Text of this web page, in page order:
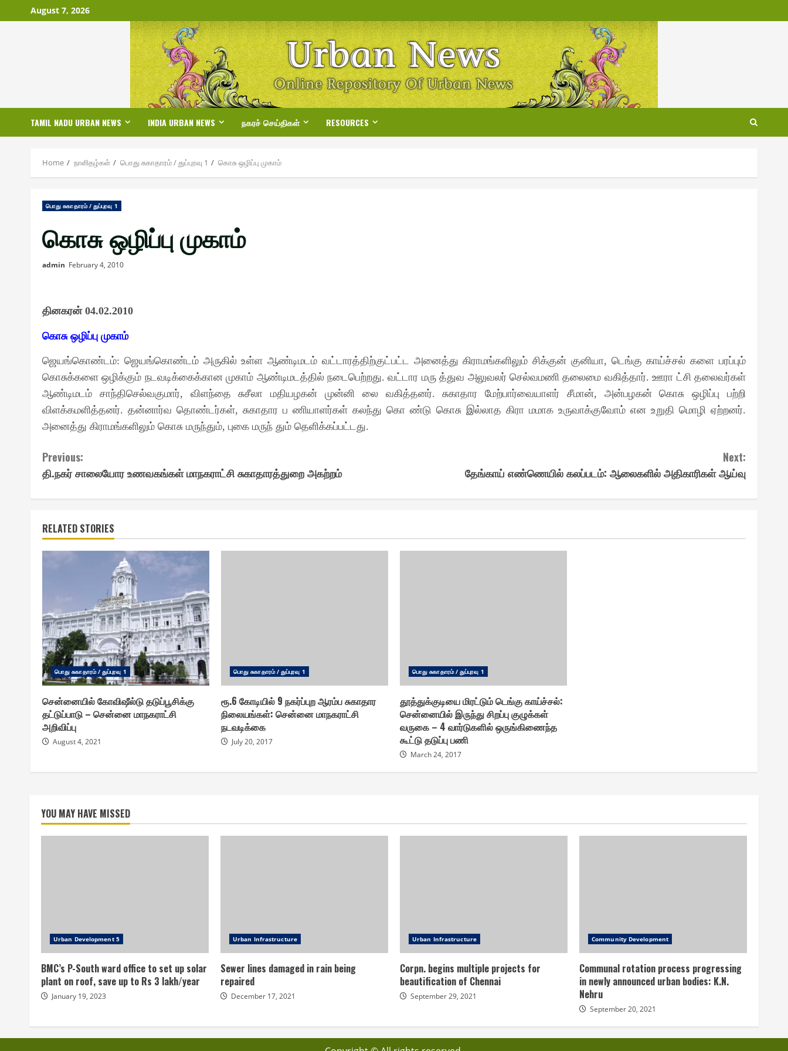
to
August 7, 2026
TAMIL NADU URBAN NEWS INDIA URBAN NEWS நகரச் செய்திகள் RESOURCES
Home நாளிதழ்௧ள் பொது சுகாதாரம் / துப்புரவு 1 கொசு ஒழிப்பு முகாம்
பொது சுகாதாரம் / துப்புரவு 1
கொசு ஒழிப்பு முகாம்
admin February 4, 2010
தினகரன் 04.02.2010
கொசு ஒழிப்பு முகாம்
ஜெயங்கொண்டம்: ஜெயங்கொண்டம் அருகில் உள்ள ஆண்டிமடம் வட்டாரத்திற்குட்பட்ட அனைத்து கிராமங்களிலும் சிக்குன் குனியா, டெங்கு காய்ச்சல் களை பரப்பும்
கொசுக்களை ஒழிக்கும் நடவடிக்கைக்கான முகாம் ஆண்டிமடத்தில் நடைபெற்றது.வட்டார மரு த்துவ அலுவலர் செல்வமணி தலைமை வகித்தார்.ஊரா ட்சி தலைவர்கள்
ஆண்டிமடம் சாந்திசெல்வகுமார், விளந்தை சுசீலா மதியழகன் முன்னி லை வகித்தனர்.சுகாதார மேற்பார்வையாளர் சீமான், அன்பழகன் கொசு ஒழிப்பு பற்றி
விளக்கமளித்தனர். தன்னார்வ தொண்டர்கள், சுகாதார ப ணியாளர்கள் கலந்து கொ ண்டு கொசு இல்லாத கிரா மமாக உருவாக்குவோம் என உறுதி மொழி ஏற்றனர்.
அனைத்து கிராமங்களிலும் கொசு மருந்தும், புகை மருந் தும் தெளிக்கப்பட்டது.
Continue
Reading
Previous:
தி.நகர் சாலையோர உணவகங்கள் மாநகராட்சி சுகாதாரத்துறை அகற்றம்
Next:
தேங்காய் எண்ணெயில் கலப்படம்: ஆலைகளில் அதிகாரிகள் ஆய்வு
RELATED STORIES
பொது சுகாதாரம் / துப்புரவு 1
சென்னையில் கோவிஷீல்டு தடுப்பூசிக்கு
தட்டுப்பாடு – சென்னை மாநகராட்சி
அறிவிப்பு
August 4, 2021
பொது சுகாதாரம் / துப்புரவு 1
ரூ.6 கோடியில் 9 நகர்ப்புற ஆரம்ப சுகாதார
நிலையங்கள் : சென்னை மாநகராட்சி
நடவடிக்கை
July 20, 2017
பொது சுகாதாரம் / துப்புரவு 1
தூத்துக்குடியை மிரட்டும் டெங்கு காய்ச்சல் :
சென்னையில் இருந்து சிறப்பு குழுக்கள்
வருகை – 4 வார்டுகளில் ஒருங்கிணைந்த
கூட்டு தடுப்பு பணி
March 24, 2017
YOU MAY HAVE MISSED
Urban Development 5
BMC’s P-South ward office to set up solar
plant on roof, save up to Rs 3 lakh/year
January 19, 2023
Urban Infrastructure
Sewer lines damaged in rain being
repaired
December 17, 2021
Urban Infrastructure
Corpn. begins multiple projects for
beautification of Chennai
September 29, 2021
Community Development
Communal rotation process progressing
in newly announced urban bodies: K.N.
Nehru
September 20, 2021